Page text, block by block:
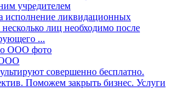
учредителем
исполнение ликвидационных
лиц необходимо после
...
ООО
совершенно бесплатно.
Поможем закрыть бизнес. Услуги